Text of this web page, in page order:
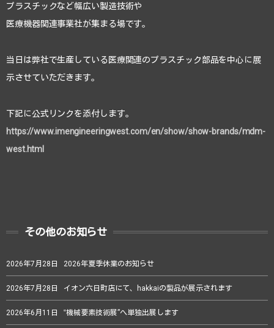
プラスチックなど幅広い製造技術や
医療機器関連事業社が集まる場です。
当日は弊社で生産している医療関連のプラスチック部品を中心に展
示させていただきます。
下記に公式リンクを添付します。
https://www.imengineeringwest.com/en/show/show-brands/mdm-
west.html
その他のお知らせ
2026年7月28日 2026年夏季休業のお知らせ
2026年7月28日 イオン六日町店にて、hakkaiの製品が展示されます
2026年6月11日 ‟機械要素技術展”へ単独出展します